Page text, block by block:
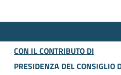
CON IL CONTRIBUTO DI
PRESIDENZA DEL CONSIGLIO